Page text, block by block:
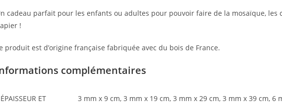
cadeau parfait pour les enfants ou adultes pour pouvoir faire de la mosaïque, les
!
produit est d’origine française fabriquée avec du bois de France.
complémentaires
ÉPAISSEUR ET
3 mm x 9 cm, 3 mm x 19 cm, 3 mm x 29 cm, 3 mm x 39 cm, 6